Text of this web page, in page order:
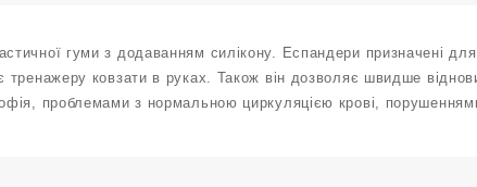
гуми з додаванням силікону. Еспандери призначені для
ковзати в руках. Також він дозволяє швидше
проблемами з нормальною циркуляцією крові,